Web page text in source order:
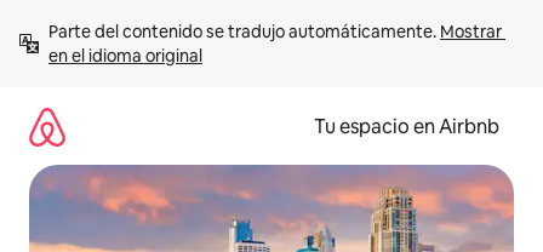
contenido
Parte del contenido se tradujo automáticamente. Mostrar
en el idioma original
Tu espacio en Airbnb